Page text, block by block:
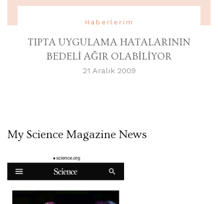
Haberlerim
TIPTA UYGULAMA HATALARININ
BEDELİ AĞIR OLABİLİYOR
21 Aralık 2009
My Science Magazine News